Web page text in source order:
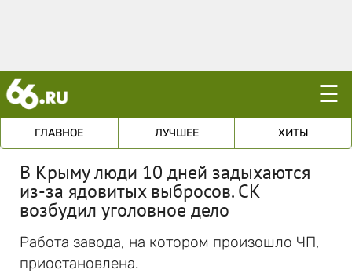
☰
ГЛАВНОЕ ЛУЧШЕЕ ХИТЫ
В Крыму люди 10 дней задыхаются
из-за ядовитых выбросов. СК
возбудил уголовное дело
Работа завода, на котором произошло ЧП,
приостановлена.